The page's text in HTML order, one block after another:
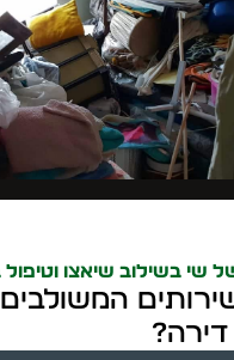
שי בשילוב שיאצו וטיפול
דירה?